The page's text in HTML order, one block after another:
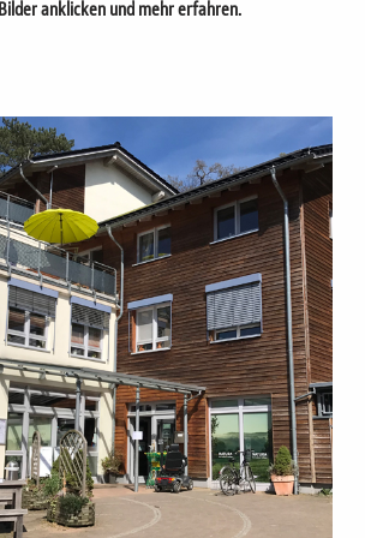
Bilder anklicken und mehr erfahren.